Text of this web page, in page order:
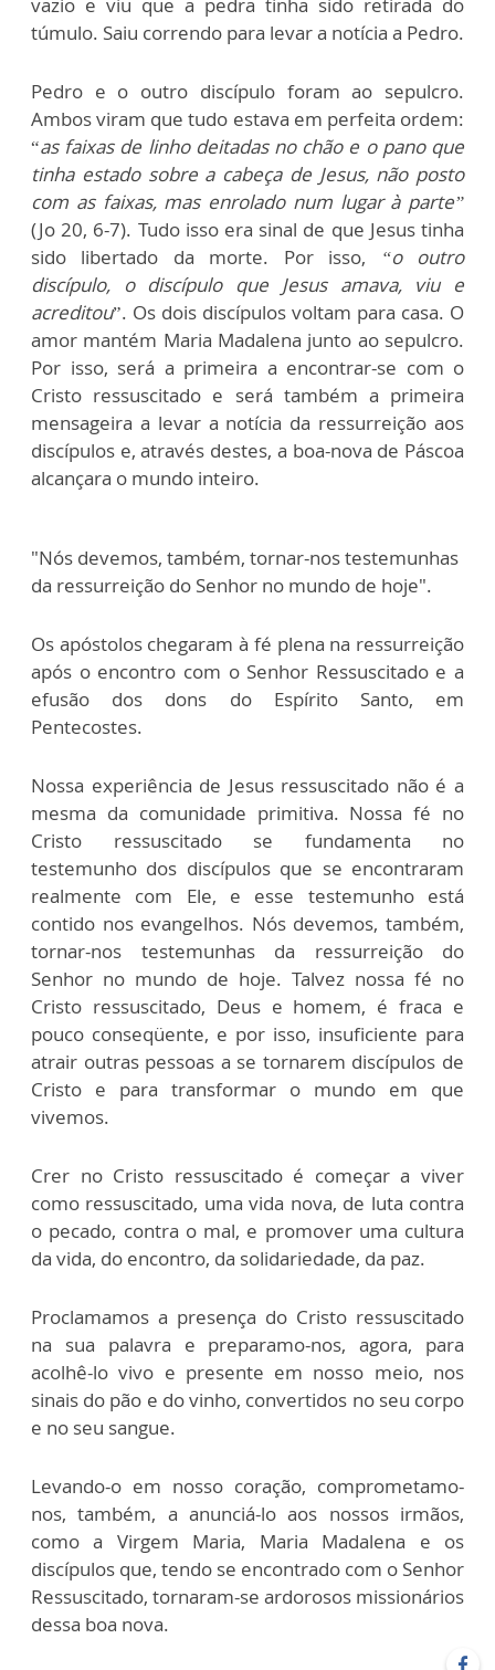
túmulo. Saiu correndo para levar a notícia a Pedro.
Pedro e o outro discípulo foram ao sepulcro.
Ambos viram que tudo estava em perfeita ordem:
“as faixas de linho deitadas no chão e o pano que
tinha estado sobre a cabeça de Jesus, não posto
com as faixas, mas enrolado num lugar à parte”
(Jo 20, 6-7). Tudo isso era sinal de que Jesus tinha
sido libertado da morte. Por isso,
“o outro
discípulo, o discípulo que Jesus amava, viu e
acreditou”. Os dois discípulos voltam para casa. O
amor mantém Maria Madalena junto ao sepulcro.
Por isso, será a primeira a encontrar-se com o
Cristo ressuscitado e será também a primeira
mensageira a levar a notícia da ressurreição aos
discípulos e, através destes, a boa-nova de Páscoa
alcançara o mundo inteiro.
"Nós devemos, também, tornar-nos testemunhas
da ressurreição do Senhor no mundo de hoje".
Os apóstolos chegaram à fé plena na ressurreição
após o encontro com o Senhor Ressuscitado e a
efusão dos dons do Espírito Santo, em
Pentecostes.
Nossa experiência de Jesus ressuscitado não é a
mesma da comunidade primitiva. Nossa fé no
Cristo ressuscitado se fundamenta no
testemunho dos discípulos que se encontraram
realmente com Ele, e esse testemunho está
contido nos evangelhos. Nós devemos, também,
tornar-nos testemunhas da ressurreição do
Senhor no mundo de hoje. Talvez nossa fé no
Cristo ressuscitado, Deus e homem, é fraca e
pouco conseqüente, e por isso, insuficiente para
atrair outras pessoas a se tornarem discípulos de
Cristo e para transformar o mundo em que
vivemos.
Crer no Cristo ressuscitado é começar a viver
como ressuscitado, uma vida nova, de luta contra
o pecado, contra o mal, e promover uma cultura
da vida, do encontro, da solidariedade, da paz.
Proclamamos a presença do Cristo ressuscitado
na sua palavra e preparamo-nos, agora, para
acolhê-lo vivo e presente em nosso meio, nos
sinais do pão e do vinho, convertidos no seu corpo
e no seu sangue.
Levando-o em nosso coração, comprometamo-
nos, também, a anunciá-lo aos nossos irmãos,
como a Virgem Maria, Maria Madalena e os
discípulos que, tendo se encontrado com o Senhor
Ressuscitado, tornaram-se ardorosos missionários
dessa boa nova.